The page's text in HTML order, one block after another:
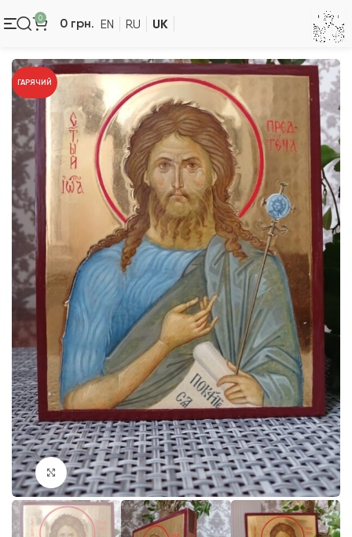
0 0 грн. EN RU UK
ГАРЯЧИЙ
Клацніть, щоб збільшити